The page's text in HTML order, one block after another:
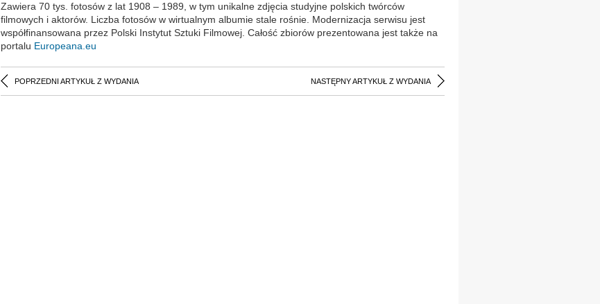
Zawiera 70 tys. fotosów z lat 1908 – 1989, w tym unikalne zdjęcia studyjne polskich twórców
filmowych i aktorów. Liczba fotosów w wirtualnym albumie stale rośnie. Modernizacja serwisu jest
współfinansowana przez Polski Instytut Sztuki Filmowej. Całość zbiorów prezentowana jest także na
portalu Europeana.eu
POPRZEDNI ARTYKUŁ Z WYDANIA NASTĘPNY ARTYKUŁ Z WYDANIA